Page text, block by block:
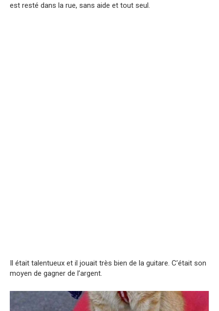
est resté dans la rue, sans aide et tout seul.
Il était talentueux et il jouait très bien de la guitare. C’était son
moyen de gagner de l’argent.